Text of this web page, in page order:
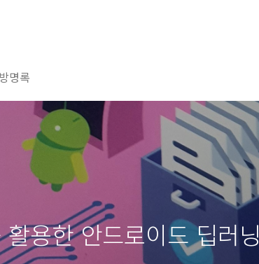
방명록
용한 안드로이드 딥러닝